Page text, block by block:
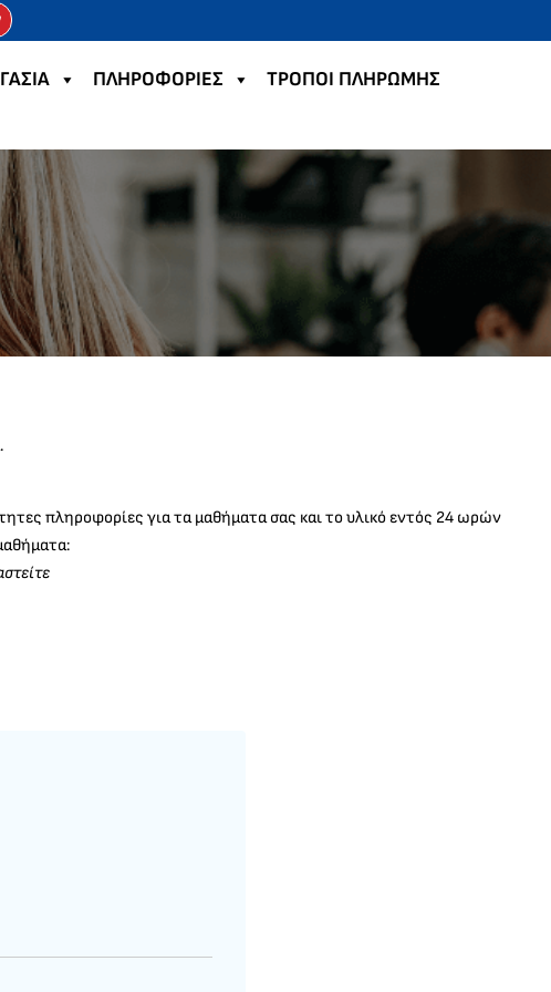
ΠΛΗΡΟΦΟΡΙΕΣ TΡΟΠΟΙ ΠΛΗΡΩΜΗΣ
πληροφορίες για τα μαθήματα σας και το υλικό εντός 24 ωρών